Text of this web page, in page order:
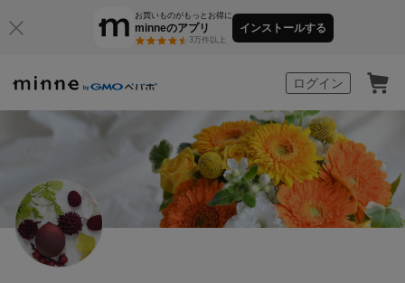
お買いものがもっとお得に
minneのアプリ
3万件以上
インストールする
ログイン